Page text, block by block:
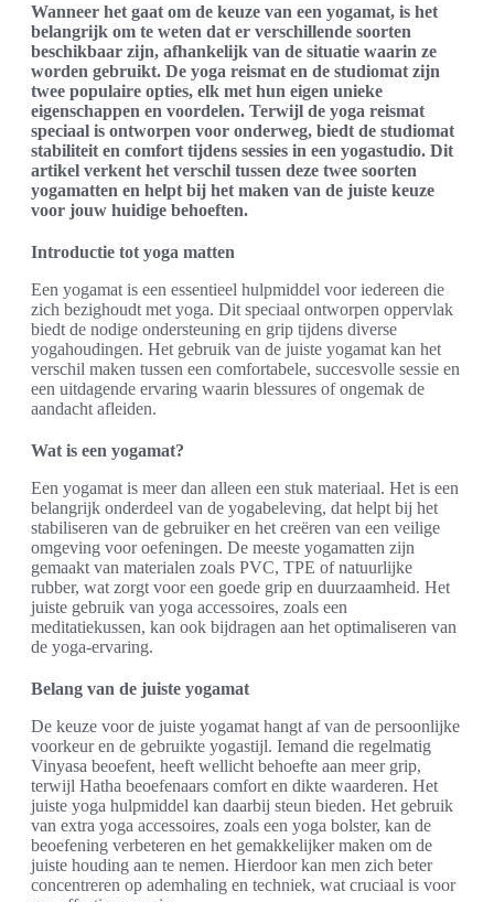
Wanneer het gaat om de keuze van een yogamat, is het
belangrijk om te weten dat er verschillende soorten
beschikbaar zijn, afhankelijk van de situatie waarin ze
worden gebruikt. De yoga reismat en de studiomat zijn
twee populaire opties, elk met hun eigen unieke
eigenschappen en voordelen. Terwijl de yoga reismat
speciaal is ontworpen voor onderweg, biedt de studiomat
stabiliteit en comfort tijdens sessies in een yogastudio. Dit
artikel verkent het verschil tussen deze twee soorten
yogamatten en helpt bij het maken van de juiste keuze
voor jouw huidige behoeften.
Introductie tot yoga matten
Een yogamat is een essentieel hulpmiddel voor iedereen die
zich bezighoudt met yoga. Dit speciaal ontworpen oppervlak
biedt de nodige ondersteuning en grip tijdens diverse
yogahoudingen. Het gebruik van de juiste yogamat kan het
verschil maken tussen een comfortabele, succesvolle sessie en
een uitdagende ervaring waarin blessures of ongemak de
aandacht afleiden.
Wat is een yogamat?
Een yogamat is meer dan alleen een stuk materiaal. Het is een
belangrijk onderdeel van de yogabeleving, dat helpt bij het
stabiliseren van de gebruiker en het creëren van een veilige
omgeving voor oefeningen. De meeste yogamatten zijn
gemaakt van materialen zoals PVC, TPE of natuurlijke
rubber, wat zorgt voor een goede grip en duurzaamheid. Het
juiste gebruik van yoga accessoires, zoals een
meditatiekussen, kan ook bijdragen aan het optimaliseren van
de yoga-ervaring.
Belang van de juiste yogamat
De keuze voor de juiste yogamat hangt af van de persoonlijke
voorkeur en de gebruikte yogastijl. Iemand die regelmatig
Vinyasa beoefent, heeft wellicht behoefte aan meer grip,
terwijl Hatha beoefenaars comfort en dikte waarderen. Het
juiste yoga hulpmiddel kan daarbij steun bieden. Het gebruik
van extra yoga accessoires, zoals een yoga bolster, kan de
beoefening verbeteren en het gemakkelijker maken om de
juiste houding aan te nemen. Hierdoor kan men zich beter
concentreren op ademhaling en techniek, wat cruciaal is voor